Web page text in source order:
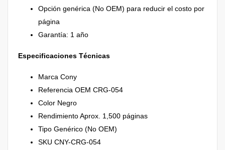
Opción genérica (No OEM) para reducir el costo por
página
Garantía: 1 año
Especificaciones Técnicas
Marca Cony
Referencia OEM CRG-054
Color Negro
Rendimiento Aprox. 1,500 páginas
Tipo Genérico (No OEM)
SKU CNY-CRG-054